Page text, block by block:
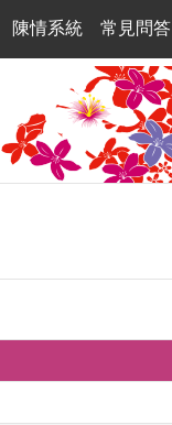
陳情系統 常見問答